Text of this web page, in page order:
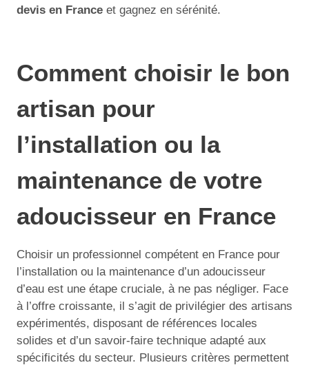
devis en France et gagnez en sérénité.
Comment choisir le bon
artisan pour
l’installation ou la
maintenance de votre
adoucisseur en France
Choisir un professionnel compétent en France pour
l’installation ou la maintenance d’un adoucisseur
d’eau est une étape cruciale, à ne pas négliger. Face
à l’offre croissante, il s’agit de privilégier des artisans
expérimentés, disposant de références locales
solides et d’un savoir-faire technique adapté aux
spécificités du secteur. Plusieurs critères permettent